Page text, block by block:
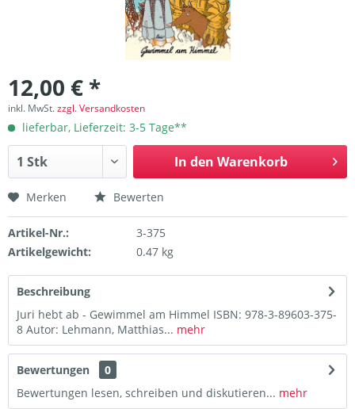
12,00 € *
inkl. MwSt.zzgl. Versandkosten
lieferbar, Lieferzeit: 3-5 Tage**
In den Warenkorb
Merken Bewerten
Artikel-Nr.:
3-375
Artikelgewicht:
0.47 kg
Beschreibung
Juri hebt ab - Gewimmel am Himmel ISBN: 978-3-89603-375-
8 Autor: Lehmann, Matthias... mehr
Bewertungen
0
Bewertungen lesen, schreiben und diskutieren... mehr